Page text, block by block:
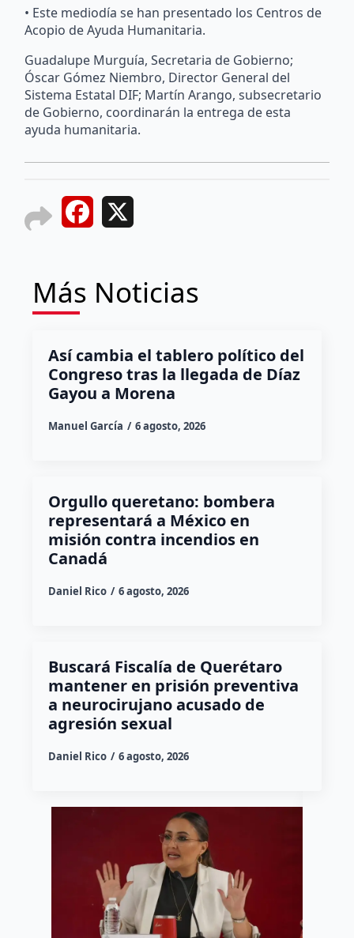
• Este mediodía se han presentado los Centros de
Acopio de Ayuda Humanitaria.
Guadalupe Murguía, Secretaria de Gobierno;
Óscar Gómez Niembro, Director General del
Sistema Estatal DIF; Martín Arango, subsecretario
de Gobierno, coordinarán la entrega de esta
ayuda humanitaria.
Facebook
Más Noticias
Así cambia el tablero político del
Congreso tras la llegada de Díaz
Gayou a Morena
Manuel García 6 agosto, 2026
Orgullo queretano: bombera
representará a México en
misión contra incendios en
Canadá
Daniel Rico 6 agosto, 2026
Buscará Fiscalía de Querétaro
mantener en prisión preventiva
a neurocirujano acusado de
agresión sexual
Daniel Rico 6 agosto, 2026